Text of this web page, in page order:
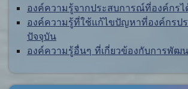
องค์ความรู้จากประสบการณ์ที่องค์กรไ
องค์ความรู้ที่ใช้แก้ไขปัญหาที่องค์กรป
ปัจจุบัน
องค์ความรู้อื่นๆ ที่เกี่ยวข้องกับการพัฒ